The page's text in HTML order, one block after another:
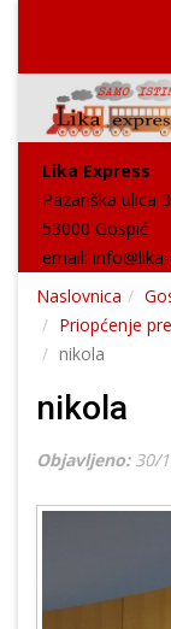
Lika Express
Pazariška ulica
53000 Gospić
email:
Naslovnica
Priopćenje
nikola
nikola
Objavljeno: 30/